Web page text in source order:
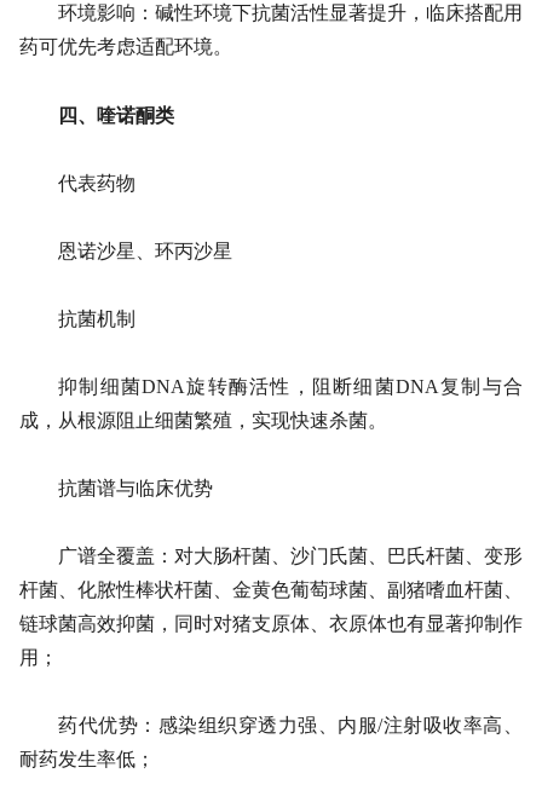
环境影响：碱性环境下抗菌活性显著提升，临床搭配用
药可优先考虑适配环境。
四、喹诺酮类
代表药物
恩诺沙星、环丙沙星
抗菌机制
抑制细菌DNA旋转酶活性，阻断细菌DNA复制与合
成，从根源阻止细菌繁殖，实现快速杀菌。
抗菌谱与临床优势
广谱全覆盖：对大肠杆菌、沙门氏菌、巴氏杆菌、变形
杆菌、化脓性棒状杆菌、金黄色葡萄球菌、副猪嗜血杆菌、
链球菌高效抑菌，同时对猪支原体、衣原体也有显著抑制作
用；
药代优势：感染组织穿透力强、内服/注射吸收率高、
耐药发生率低；